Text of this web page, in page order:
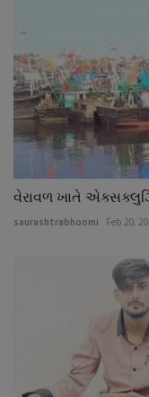
વેરાવળ ખાતે
saurashtrabhoomi Feb 20,